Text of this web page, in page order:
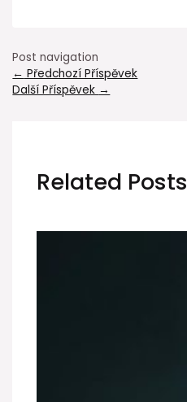
Post navigation
← Předchozí Příspěvek
Další Příspěvek →
Related Posts